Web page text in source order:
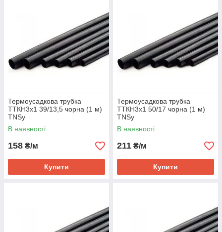
Термоусадкова трубка
ТТКН3х1 39/13,5 чорна (1 м)
TNSy
В наявності
158 ₴/м
Купити
Термоусадкова трубка
ТТКН3х1 50/17 чорна (1 м)
TNSy
В наявності
211 ₴/м
Купити